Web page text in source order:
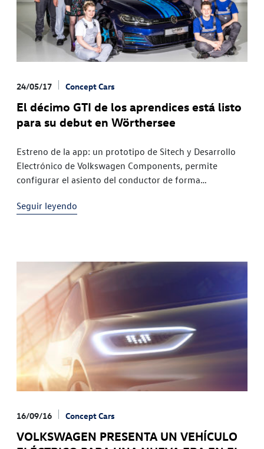
24/05/17 Concept Cars
El décimo GTI de los aprendices está listo
para su debut en Wörthersee
Estreno de la app: un prototipo de Sitech y Desarrollo
Electrónico de Volkswagen Components, permite
configurar el asiento del conductor de forma
en AustriaPlanta de Volkswagen de Wolfsburg,
Seguir leyendo
16/09/16 Concept Cars
VOLKSWAGEN PRESENTA UN VEHÍCULO